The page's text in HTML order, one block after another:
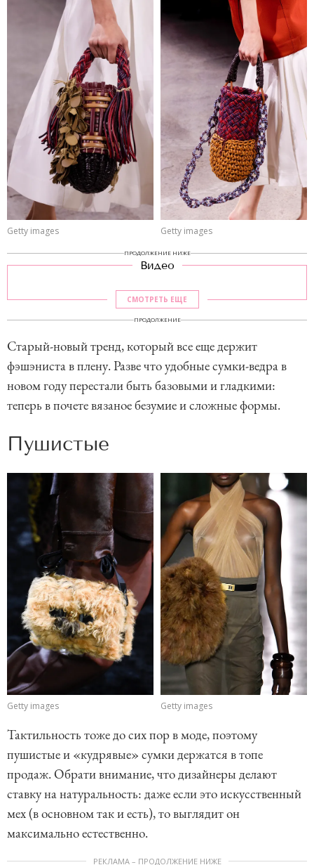
Getty images Getty images
ПРОДОЛЖЕНИЕ НИЖЕ
Видео
СМОТРЕТЬ ЕЩЕ
ПРОДОЛЖЕНИЕ
Старый-новый тренд, который все еще держит
фэшэниста в плену. Разве что удобные сумки-ведра в
новом году перестали быть базовыми и гладкими:
теперь в почете вязаное безумие и сложные формы.
Пушистые
Getty images Getty images
Тактильность тоже до сих пор в моде, поэтому
пушистые и «кудрявые» сумки держатся в топе
продаж. Обрати внимание, что дизайнеры делают
ставку на натуральность: даже если это искусственный
мех (в основном так и есть), то выглядит он
максимально естественно.
РЕКЛАМА – ПРОДОЛЖЕНИЕ НИЖЕ